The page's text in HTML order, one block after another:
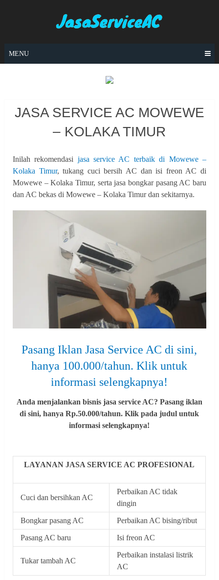
MENU
JASA SERVICE AC MOWEWE
– KOLAKA TIMUR
Inilah rekomendasi jasa service AC terbaik di Mowewe –
Kolaka Timur, tukang cuci bersih AC dan isi freon AC di
Mowewe – Kolaka Timur, serta jasa bongkar pasang AC baru
dan AC bekas di Mowewe – Kolaka Timur dan sekitarnya.
Pasang Iklan Jasa Service AC di sini,
hanya 100.000/tahun. Klik untuk
informasi selengkapnya!
Anda menjalankan bisnis jasa service AC? Pasang iklan
di sini, hanya Rp.50.000/tahun. Klik pada judul untuk
informasi selengkapnya!
LAYANAN JASA SERVICE AC PROFESIONAL
Cuci dan bersihkan AC
Perbaikan AC tidak
dingin
Bongkar pasang AC Perbaikan AC bising/ribut
Pasang AC baru Isi freon AC
Tukar tambah AC
Perbaikan instalasi listrik
AC